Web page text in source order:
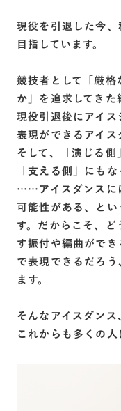
現役を引退した今
目指しています。
競技者として「厳格
か」を追求してきた
現役引退後にアイ
表現ができるアイス
そして、「演じる側
「支える側」にもな
……アイスダンスに
可能性がある、と
す。だからこそ、
す振付や編曲がで
で表現できるだろ
ます。
そんなアイスダンス
これからも多くの人